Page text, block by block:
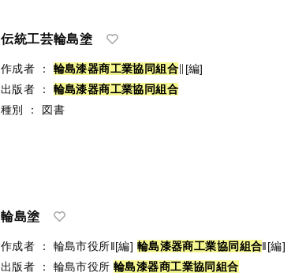
伝統工芸輪島塗
作成者 ： 輪島漆器商工業協同組 合∥[編]
出版者
： 輪島漆器商工業協同組 合
種別
： 図書
輪島塗
作成者 ： 輪島市役所‖[編] 輪島漆器商工業協同組合‖[編]
出版者
： 輪島市役所 輪島漆器商工業協同組合